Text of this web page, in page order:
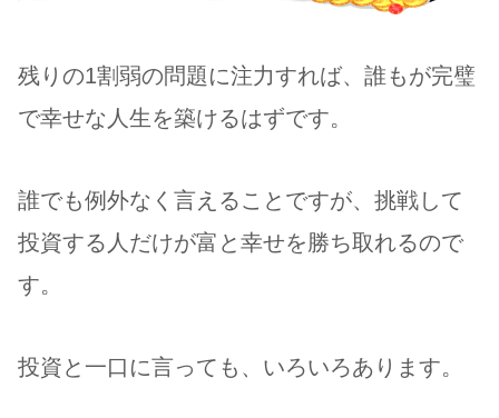
残りの1割弱の問題に注力すれば、誰もが完璧
で幸せな人生を築けるはずです。
誰でも例外なく言えることですが、挑戦して
投資する人だけが富と幸せを勝ち取れるので
す。
投資と一口に言っても、いろいろあります。